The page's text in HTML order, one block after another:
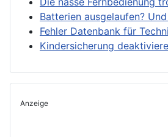
Batterien ausgelaufen?
Fehler Datenbank für
Kindersicherung
Anzeige